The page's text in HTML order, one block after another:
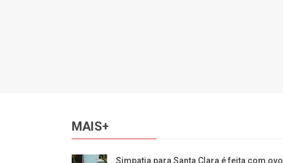
MAIS+
Simpatia para Santa Clara é feita com ovo